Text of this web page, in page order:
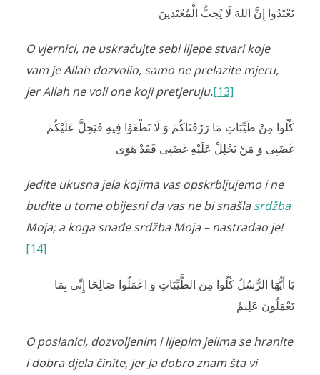
تَعْتَدُوا إِنَّ اللهَ لَا يُحِبُّ الْمُعْتَدِينَ
O vjernici, ne uskraćujte sebi lijepe stvari koje
vam je Allah dozvolio, samo ne prelazite mjeru,
jer Allah ne voli one koji pretjeruju.[13]
كُلُوا مِنْ طَيِّبَاتِ مَا رَزَقْنَاكُمْ وَ لَا تَطْغَوْا فِيهِ فَيَحِلَّ عَلَيْكُمْ
غَضَبِى وَ مَنْ يَحْلِلْ عَلَيْهِ غَضَبِى فَقَدْ هَوَى
Jedite ukusna jela kojima vas opskrbljujemo i ne
budite u tome obijesni da vas ne bi snašlasrdžba
Moja; a koga snađe srdžba Moja – nastradao je!
[14]
يَا أَيُّهَا الرُّسُلُ كُلُوا مِنَ الطَّيِّبَاتِ وَ اعْمَلُوا صَالِحًا إِنِّى بِمَا
تَعْمَلُونَ عَلِيمٌ
O poslanici, dozvoljenim i lijepim jelima se hranite
i dobra djela činite, jer Ja dobro znam šta vi